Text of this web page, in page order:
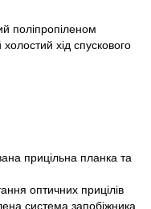
поліпропіленом
хід спускового
прицільна планка та
оптичних прицілів
система запобіжника